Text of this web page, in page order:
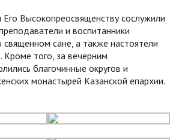
Высокопреосвященству сослужили
и воспитанники
сане, а также настоятели
Кроме того, за вечерним
благочинные округов и
монастырей Казанской епархии.